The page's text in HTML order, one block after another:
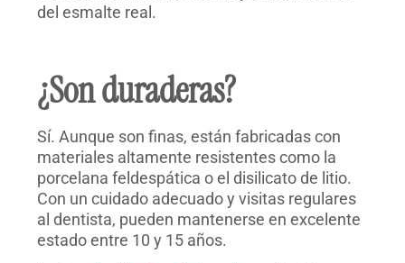
del esmalte real.
¿Son duraderas?
Sí. Aunque son finas, están fabricadas con
materiales altamente resistentes como la
porcelana feldespática o el disilicato de litio.
Con un cuidado adecuado y visitas regulares
al dentista, pueden mantenerse en excelente
estado entre 10 y 15 años.